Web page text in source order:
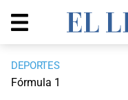
DEPORTES
Fórmula 1